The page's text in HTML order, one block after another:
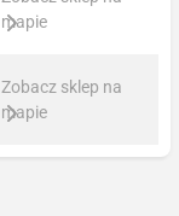
mapie
Zobacz sklep na
mapie